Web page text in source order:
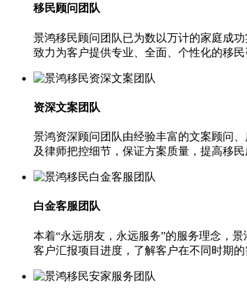
移民顾问团队
景鸿移民顾问团队已为数以万计的家庭成
致力为客户提供专业、全面、个性化的移民
资深文案团队
景鸿资深顾问团队由经验丰富的文案顾问
及律师把控细节，保证方案质量，提高移
白金客服团队
本着“永远朋友，永远服务”的服务理念，
客户汇报项目进度，了解客户在不同时期